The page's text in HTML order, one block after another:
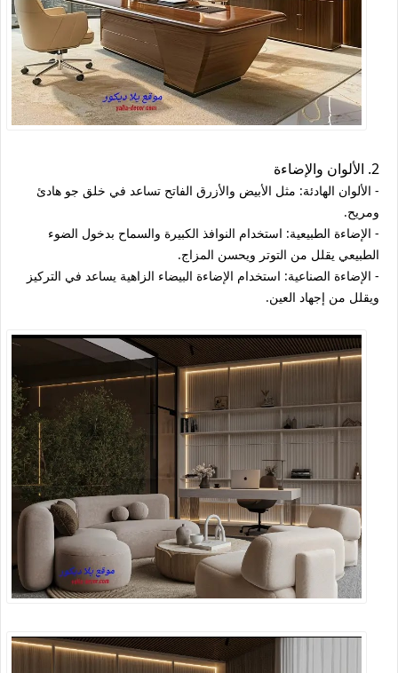
2. الألوان والإضاءة
- الألوان الهادئة: مثل الأبيض والأزرق الفاتح تساعد في خلق جو هادئ
ومريح.
- الإضاءة الطبيعية: استخدام النوافذ الكبيرة والسماح بدخول الضوء
الطبيعي يقلل من التوتر ويحسن المزاج.
- الإضاءة الصناعية: استخدام الإضاءة البيضاء الزاهية يساعد في التركيز
ويقلل من إجهاد العين.